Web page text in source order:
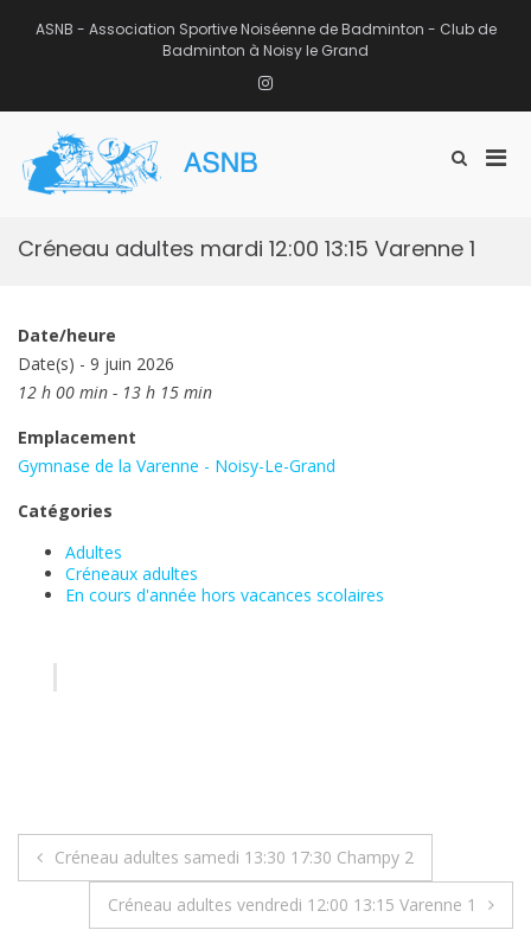
ASNB - Association Sportive Noiséenne de Badminton - Club de
Badminton à Noisy le Grand
Instagram
Afficher
recherche
Créneau adultes mardi 12:00 13:15 Varenne 1
Date/heure
Date(s) - 9 juin 2026
12 h 00 min - 13 h 15 min
Emplacement
Gymnase de la Varenne - Noisy-Le-Grand
Catégories
Adultes
Créneaux adultes
En cours d'année hors vacances scolaires
Navigation
Créneau adultes samedi 13:30 17:30 Champy 2
Créneau adultes vendredi 12:00 13:15 Varenne 1